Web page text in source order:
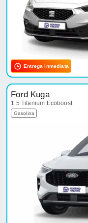
Entrega inmediata
Ford Kuga
1.5 Titanium Ecoboost
Gasolina